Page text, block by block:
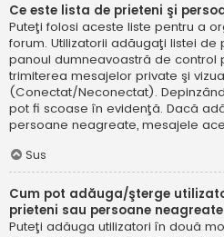
Ce este lista de prieteni şi
Puteţi folosi aceste liste pentru a
forum. Utilizatorii adăugaţi listei de
panoul dumneavoastră de control
trimiterea mesajelor private şi
(Conectat/Neconectat).
pot fi scoase în evidenţă. Dacă
persoane neagreate, mesajele
Sus
Cum pot adăuga/şterge
prieteni sau persoane
Puteţi adăuga utilizatori în două